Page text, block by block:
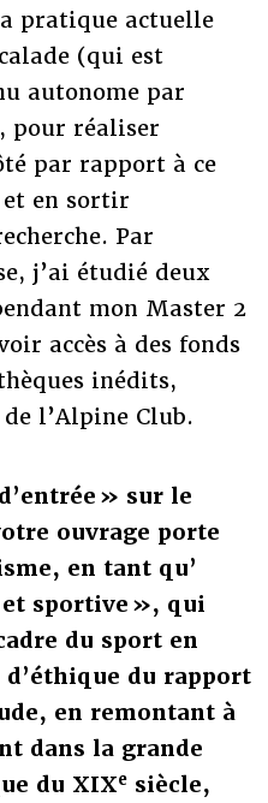
pratique actuelle
(qui est
autonome par
pour réaliser
par rapport à ce
en sortir
Par
j’ai étudié deux
mon Master 2
accès à des fonds
inédits,
l’Alpine Club.
» sur le
ouvrage porte
en tant qu’
sportive », qui
du sport en
du rapport
en remontant à
dans la grande
du XIXesiècle,